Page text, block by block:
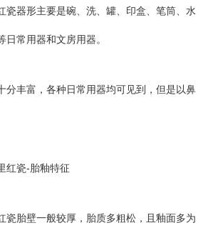
瓷器形主要是碗、洗、罐、印盒、笔筒、水
常用器和文房用器。
分丰富，各种日常用器均可见到，但是以鼻
红瓷-胎釉特征
瓷胎壁一般较厚，胎质多粗松，且釉面多为